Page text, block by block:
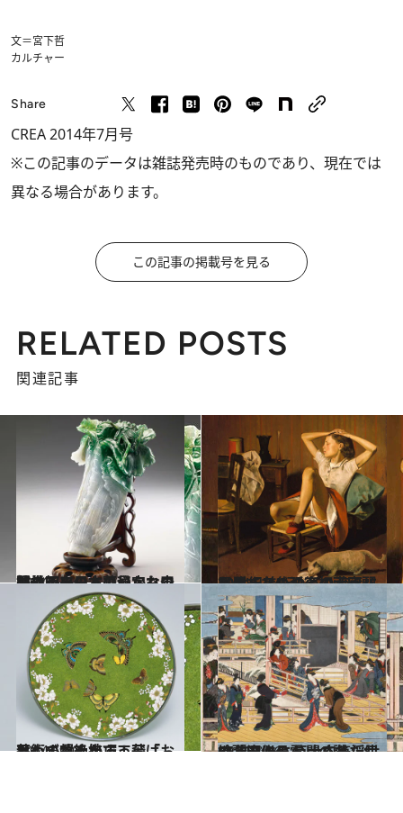
文＝宮下哲
カルチャー
Share
CREA 2014年7月号
※この記事のデータは雑誌発売時のものであり、現在では
異なる場合があります。
この記事の掲載号を見る
RELATED POSTS
関連記事
2014.6.14
門外不出のあの秘宝も奇跡の初来日！華やかな中華文明を日本で見られる好機
カルチャー 2014.5.24
20世紀美術のどの流派にも属さない孤高の画家バルテュスの没後初大回顧展
カルチャー
2014.5.10
思わず噴き出す！ 「お芸術」なんかぶっ飛ばせ、の超絶技巧工芸
カルチャー 2014.4.26
66年ぶりに公開された幻の歌麿作品 巨大肉筆浮世絵「深川の雪」の謎
カルチャー